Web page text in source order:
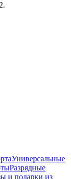
Универсальные
Разрядные
и подарки из